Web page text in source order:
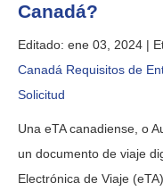
Canadá?
Editado: ene 03, 2024 |
Canadá Requisitos de
Solicitud
Una eTA canadiense, o
un documento de viaje
Electrónica de Viaje